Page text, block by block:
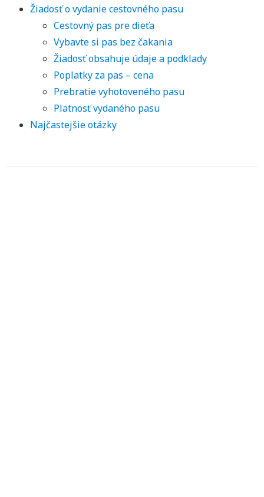
Žiadosť o vydanie cestovného pasu
Cestovný pas pre dieťa
Vybavte si pas bez čakania
Žiadosť obsahuje údaje a podklady
Poplatky za pas – cena
Prebratie vyhotoveného pasu
Platnosť vydaného pasu
Najčastejšie otázky